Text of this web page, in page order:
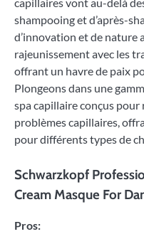
capillaires vont au-delà
shampooing et d’après-
d’innovation et de nature
rajeunissement avec les
offrant un havre de paix
Plongeons dans une
spa capillaire conçus
problèmes capillaires,
pour différents types de
Schwarzkopf
Cream Masque For
Pros: